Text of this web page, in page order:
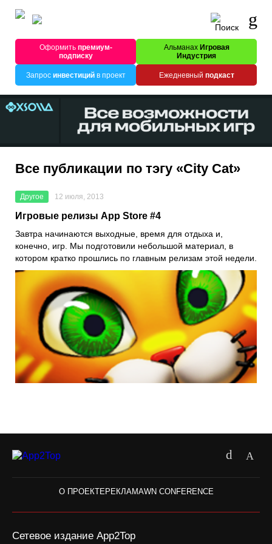
Оформитьпремиум-
подписку
Альманах Игровая
Индустрия
Запрос инвестицийв проект Ежедневный подкаст
Все публикации по тэгу «City Cat»
Другое 12 июля, 2013
Игровые релизы App Store #4
Завтра начинаются выходные, время для отдыха и,
конечно, игр. Мы подготовили небольшой материал, в
котором кратко прошлись по главным релизам этой недели.
О ПРОЕКТЕРЕКЛАМАWN CONFERENCE
Сетевое издание App2Top